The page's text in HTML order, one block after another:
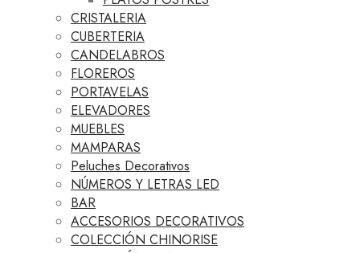
CRISTALERIA
CUBERTERIA
CANDELABROS
FLOREROS
PORTAVELAS
ELEVADORES
MUEBLES
MAMPARAS
Peluches Decorativos
NÚMEROS Y LETRAS LED
BAR
ACCESORIOS DECORATIVOS
COLECCIÓN CHINORISE